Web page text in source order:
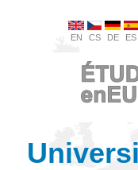
EN CS DE ES